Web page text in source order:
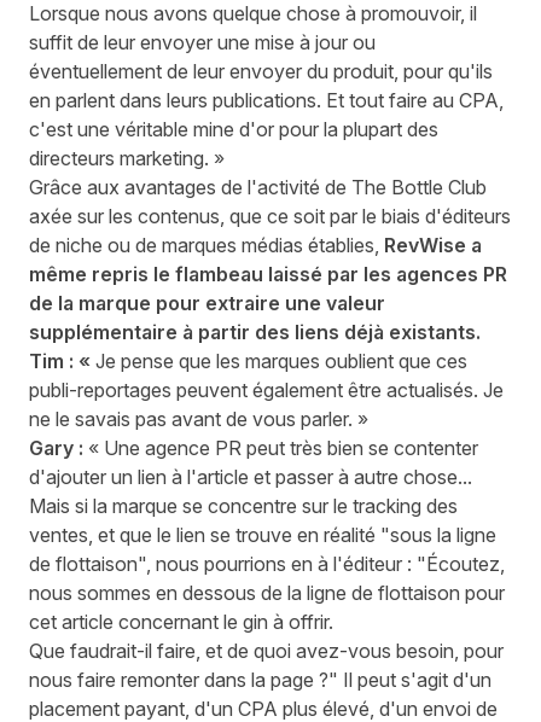
Lorsque nous avons quelque chose à promouvoir, il
suffit de leur envoyer une mise à jour ou
éventuellement de leur envoyer du produit, pour qu'ils
en parlent dans leurs publications. Et tout faire au CPA,
c'est une véritable mine d'or pour la plupart des
directeurs marketing. »
Grâce aux avantages de l'activité de The Bottle Club
axée sur les contenus, que ce soit par le biais d'éditeurs
de niche ou de marques médias établies, RevWise a
même repris le flambeau laissé par les agences PR
de la marque pour extraire une valeur
supplémentaire à partir des liens déjà existants.
Tim : « Je pense que les marques oublient que ces
publi-reportages peuvent également être actualisés. Je
ne le savais pas avant de vous parler. »
Gary : « Une agence PR peut très bien se contenter
d'ajouter un lien à l'article et passer à autre chose...
Mais si la marque se concentre sur le tracking des
ventes, et que le lien se trouve en réalité "sous la ligne
de flottaison", nous pourrions en à l'éditeur : "Écoutez,
nous sommes en dessous de la ligne de flottaison pour
cet article concernant le gin à offrir.
Que faudrait-il faire, et de quoi avez-vous besoin, pour
nous faire remonter dans la page ?" Il peut s'agit d'un
placement payant, d'un CPA plus élevé, d'un envoi de